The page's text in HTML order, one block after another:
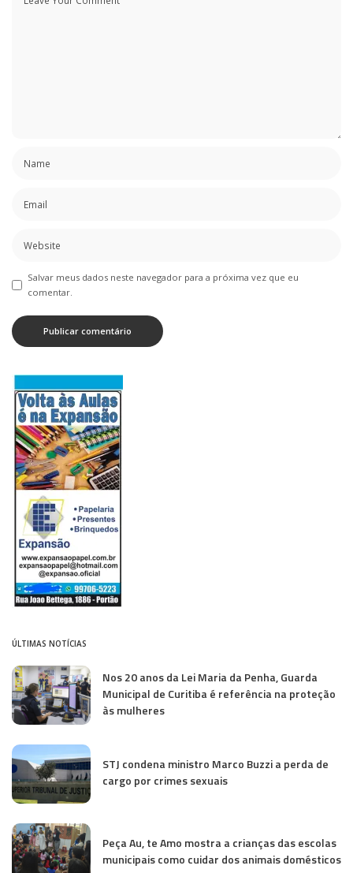
Salvar meus dados neste navegador para a próxima vez que eu
comentar.
ÚLTIMAS NOTÍCIAS
Nos 20 anos da Lei Maria da Penha, Guarda
Municipal de Curitiba é referência na proteção
às mulheres
STJ condena ministro Marco Buzzi a perda de
cargo por crimes sexuais
Peça Au, te Amo mostra a crianças das escolas
municipais como cuidar dos animais domésticos